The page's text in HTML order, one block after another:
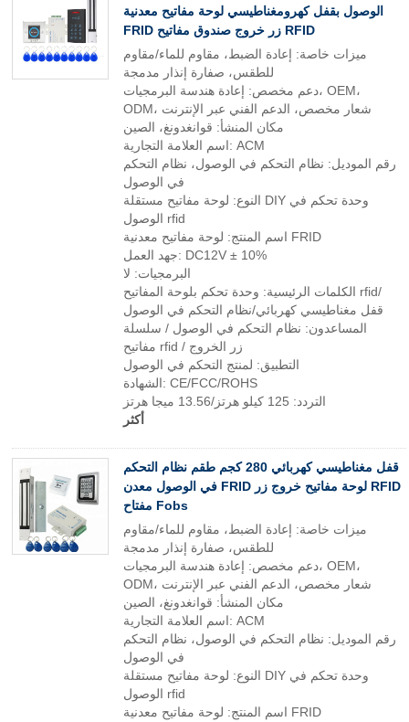
الوصول بقفل كهرومغناطيسي لوحة مفاتيح معدنية
FRID زر خروج صندوق مفاتيح RFID
ميزات خاصة: إعادة الضبط، مقاوم للماء/مقاوم
للطقس، صفارة إنذار مدمجة
دعم مخصص: إعادة هندسة البرمجيات، OEM،
ODM، شعار مخصص، الدعم الفني عبر الإنترنت
مكان المنشأ: قوانغدونغ، الصين
اسم العلامة التجارية: ACM
رقم الموديل: نظام التحكم في الوصول، نظام التحكم
في الوصول
النوع: لوحة مفاتيح مستقلة DIY وحدة تحكم في
الوصول rfid
اسم المنتج: لوحة مفاتيح معدنية FRID
جهد العمل: DC12V ± 10%
البرمجيات: لا
الكلمات الرئيسية: وحدة تحكم بلوحة المفاتيح rfid/
قفل مغناطيسي كهربائي/نظام التحكم في الوصول
المساعدون: نظام التحكم في الوصول / سلسلة
مفاتيح rfid / زر الخروج
التطبيق: لمنتج التحكم في الوصول
الشهادة: CE/FCC/ROHS
التردد: 125 كيلو هرتز/13.56 ميجا هرتز
أكثر
قفل مغناطيسي كهربائي 280 كجم طقم نظام التحكم
في الوصول معدن FRID لوحة مفاتيح خروج زر RFID
مفتاح Fobs
ميزات خاصة: إعادة الضبط، مقاوم للماء/مقاوم
للطقس، صفارة إنذار مدمجة
دعم مخصص: إعادة هندسة البرمجيات، OEM،
ODM، شعار مخصص، الدعم الفني عبر الإنترنت
مكان المنشأ: قوانغدونغ، الصين
اسم العلامة التجارية: ACM
رقم الموديل: نظام التحكم في الوصول، نظام التحكم
في الوصول
النوع: لوحة مفاتيح مستقلة DIY وحدة تحكم في
الوصول rfid
اسم المنتج: لوحة مفاتيح معدنية FRID